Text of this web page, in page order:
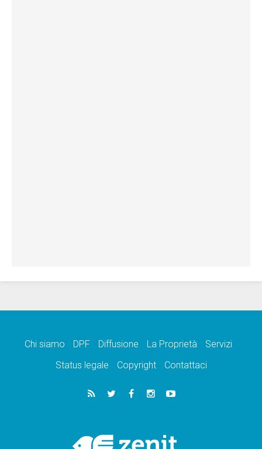
Chi siamo DPF Diffusione La Proprietà
Servizi
Status legale
Copyright Contattaci